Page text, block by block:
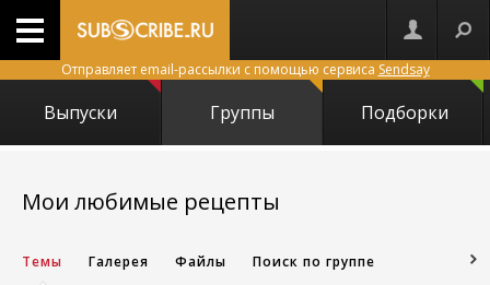
Отправляет email-рассылки с помощью сервиса Sendsay
Выпуски Группы Подборки
Мои любимые рецепты
Темы Галерея Файлы Поиск по группе